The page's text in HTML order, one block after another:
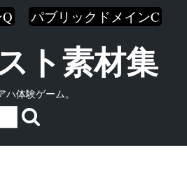
パブリックドメインC
ト素材集
体験ゲーム。